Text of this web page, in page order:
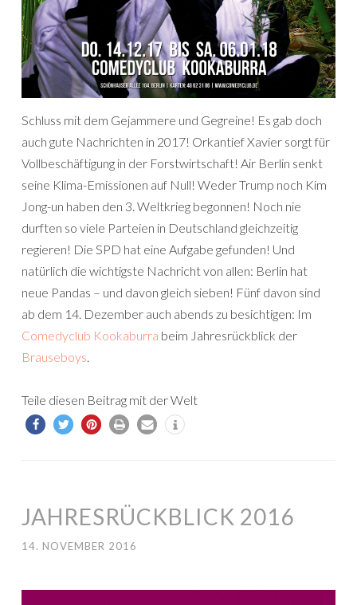
Schluss mit dem Gejammere und Gegreine! Es gab doch
auch gute Nachrichten in 2017! Orkantief Xavier sorgt für
Vollbeschäftigung in der Forstwirtschaft! Air Berlin senkt
seine Klima-Emissionen auf Null! Weder Trump noch Kim
Jong-un haben den 3. Weltkrieg begonnen! Noch nie
durften so viele Parteien in Deutschland gleichzeitig
regieren! Die SPD hat eine Aufgabe gefunden! Und
natürlich die wichtigste Nachricht von allen: Berlin hat
neue Pandas – und davon gleich sieben! Fünf davon sind
ab dem 14. Dezember auch abends zu besichtigen: Im
Comedyclub Kookaburra beim Jahresrückblick der
Brauseboys
Teile diesen Beitrag mit der Welt
JAHRESRÜCKBLICK 2016
14. NOVEMBER 2016